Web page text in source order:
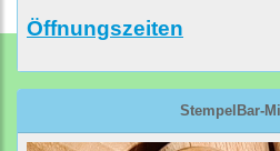
Öffnungszeiten
StempelBar-